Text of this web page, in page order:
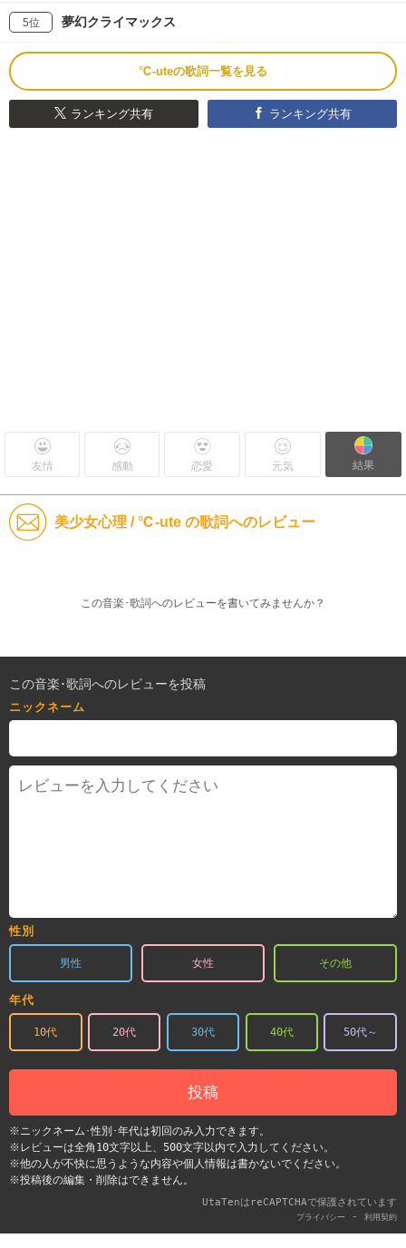
5位 夢幻クライマックス
℃-uteの歌詞一覧を見る
ランキング共有 ランキング共有
友情 感動 恋愛 元気 結果
美少女心理 / ℃-ute の歌詞へのレビュー
この音楽･歌詞へのレビューを書いてみませんか？
この音楽･歌詞へのレビューを投稿
ニックネーム
性別
男性 女性 その他
年代
10代 20代 30代 40代 50代～
投稿
※ニックネーム･性別･年代は初回のみ入力できます。
※レビューは全角10文字以上、500文字以内で入力してください。
※他の人が不快に思うような内容や個人情報は書かないでください。
※投稿後の編集・削除はできません。
UtaTenはreCAPTCHAで保護されています
プライバシー - 利用契約